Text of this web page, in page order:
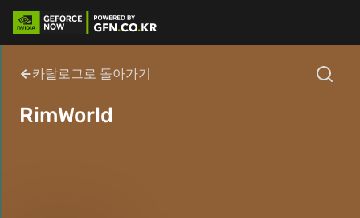
카탈로그로 돌아가기
RimWorld